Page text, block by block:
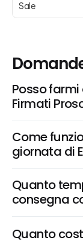
Sale
Posso
Firmati
Come
giornata di
Quanto
consegna
Quanto